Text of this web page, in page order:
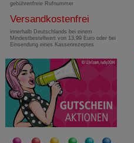
gebührenfreie Rufnummer
Versandkostenfrei
innerhalb Deutschlands bei einem
Mindestbestellwert von 13,99 Euro oder bei
Einsendung eines Kassenrezeptes